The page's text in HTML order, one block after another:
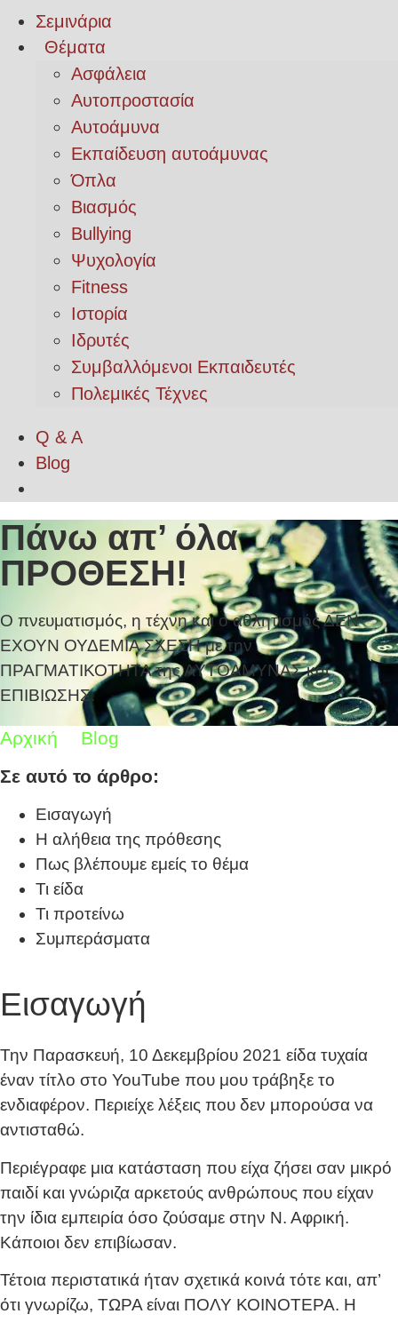
Σεμινάρια
Θέματα
Ασφάλεια
Αυτοπροστασία
Αυτοάμυνα
Εκπαίδευση αυτοάμυνας
Όπλα
Βιασμός
Bullying
Ψυχολογία
Fitness
Ιστορία
Ιδρυτές
Συμβαλλόμενοι Εκπαιδευτές
Πολεμικές Τέχνες
Q & A
Blog
Πάνω απ’ όλα
ΠΡΟΘΕΣΗ!
Ο πνευματισμός, η τέχνη και ο αθλητισμός ΔΕΝ
ΕΧΟΥΝ ΟΥΔΕΜΙΑ ΣΧΕΣΗ με την
ΠΡΑΓΜΑΤΙΚΟΤΗΤΑ της ΑΥΤΟΑΜΥΝΑΣ και
ΕΠΙΒΙΩΣΗΣ.
Αρχική Blog
Σε αυτό το άρθρο:
Εισαγωγή
Η αλήθεια της πρόθεσης
Πως βλέπουμε εμείς το θέμα
Τι είδα
Τι προτείνω
Συμπεράσματα
Εισαγωγή
Την Παρασκευή, 10 Δεκεμβρίου 2021 είδα τυχαία
έναν τίτλο στο YouTube που μου τράβηξε το
ενδιαφέρον. Περιείχε λέξεις που δεν μπορούσα να
αντισταθώ.
Περιέγραφε μια κατάσταση που είχα ζήσει σαν μικρό
παιδί και γνώριζα αρκετούς ανθρώπους που είχαν
την ίδια εμπειρία όσο ζούσαμε στην Ν. Αφρική.
Κάποιοι δεν επιβίωσαν.
Τέτοια περιστατικά ήταν σχετικά κοινά τότε και, απ’
ότι γνωρίζω, ΤΩΡΑ είναι ΠΟΛΥ ΚΟΙΝΟΤΕΡΑ. Η